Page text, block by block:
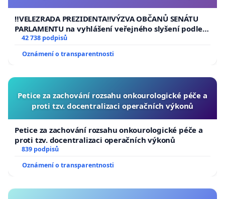
republiky
‼️VELEZRADA PREZIDENTA‼️VÝZVA OBČANŮ SENÁTU
PARLAMENTU na vyhlášení veřejného slyšení podle §
144 jednacího řádu Senátu k návrhu na přijetí
republiky
42 738 podpisů
Oznámení o transparentnosti
Petice za zachování rozsahu onkourologické péče a
proti tzv. docentralizaci operačních výkonů
Petice za zachování rozsahu onkourologické péče a
proti tzv. docentralizaci operačních výkonů
839 podpisů
Oznámení o transparentnosti